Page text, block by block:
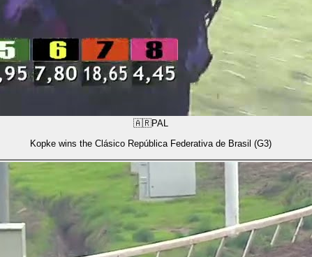
🇦🇷PAL
Kopke wins the Clásico República Federativa de Brasil (G3)